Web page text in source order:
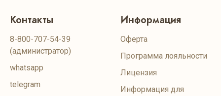
Контакты
8-800-707-54-39
(администратор)
whatsapp
telegram
Информация
Оферта
Программа лояльности
Лицензия
Информация для